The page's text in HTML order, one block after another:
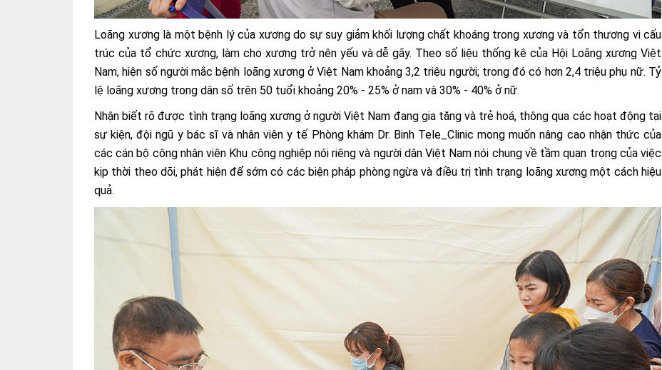
Loãng xương là một bệnh lý của xương do sự suy giảm khối lượng chất khoáng trong xương và tổn thương vi cấu
trúc của tổ chức xương, làm cho xương trở nên yếu và dễ gãy. Theo số liệu thống kê của Hội Loãng xương Việt
Nam, hiện số người mắc bệnh loãng xương ở Việt Nam khoảng 3,2 triệu người; trong đó có hơn 2,4 triệu phụ nữ. Tỷ
lệ loãng xương trong dân số trên 50 tuổi khoảng 20% - 25% ở nam và 30% - 40% ở nữ.
Nhận biết rõ được tình trạng loãng xương ở người Việt Nam đang gia tăng và trẻ hoá, thông qua các hoạt động tại
sự kiện, đội ngũ y bác sĩ và nhân viên y tế Phòng khám Dr. Binh Tele_Clinic mong muốn nâng cao nhận thức của
các cán bộ công nhân viên Khu công nghiệp nói riêng và người dân Việt Nam nói chung về tầm quan trọng của việc
kịp thời theo dõi, phát hiện để sớm có các biện pháp phòng ngừa và điều trị tình trạng loãng xương một cách hiệu
quả.